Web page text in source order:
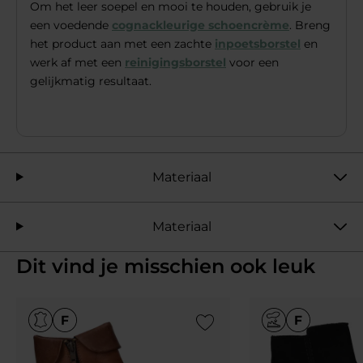
Om het leer soepel en mooi te houden, gebruik je
een voedende cognackleurige schoencrème. Breng
het product aan met een zachte inpoetsborstel en
werk af met een reinigingsborstel voor een
gelijkmatig resultaat.
Materiaal
Materiaal
Dit vind je misschien ook leuk
Add to Wishlist